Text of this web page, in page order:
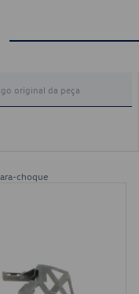
choque